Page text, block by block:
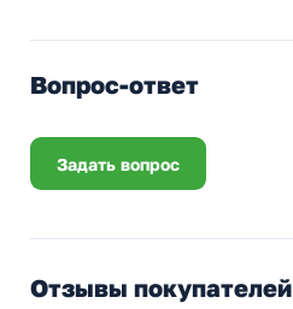
Вопрос-ответ
Задать вопрос
Отзывы покупателей